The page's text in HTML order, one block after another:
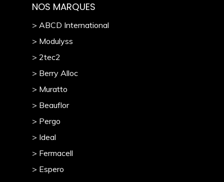
NOS MARQUES
> ABCD International
> Modulyss
> 2tec2
> Berry Alloc
> Muratto
> Beauflor
> Pergo
> Ideal
> Fermacell
> Espero